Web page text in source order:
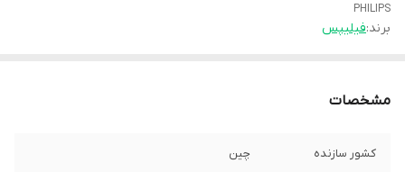
PHILIPS
برند:فیلیپس
مشخصات
کشور سازنده چین